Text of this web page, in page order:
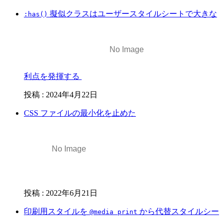
:has() 擬似クラスはユーザースタイルシートで大きな
利点を発揮する
投稿 : 2024年4月22日
CSS ファイルの最小化を止めた
投稿 : 2022年6月21日
印刷用スタイルを @media print から代替スタイルシー